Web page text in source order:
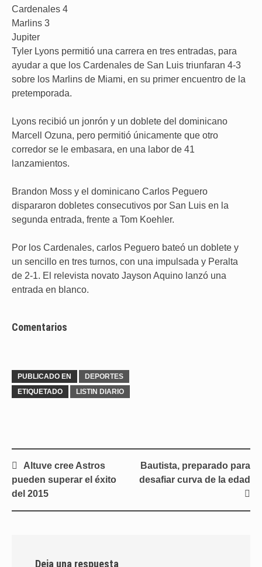
Cardenales 4
Marlins 3
Jupiter
Tyler Lyons permitió una carrera en tres entradas, para
ayudar a que los Cardenales de San Luis triunfaran 4-3
sobre los Marlins de Miami, en su primer encuentro de la
pretemporada.
Lyons recibió un jonrón y un doblete del dominicano
Marcell Ozuna, pero permitió únicamente que otro
corredor se le embasara, en una labor de 41
lanzamientos.
Brandon Moss y el dominicano Carlos Peguero
dispararon dobletes consecutivos por San Luis en la
segunda entrada, frente a Tom Koehler.
Por los Cardenales, carlos Peguero bateó un doblete y
un sencillo en tres turnos, con una impulsada y Peralta
de 2-1. El relevista novato Jayson Aquino lanzó una
entrada en blanco.
Comentarios
PUBLICADO EN
DEPORTES
ETIQUETADO
LISTIN DIARIO
Navegación
de
entradas
Altuve cree Astros
pueden superar el éxito
del 2015
Bautista, preparado para
desafiar curva de la edad
Deja una respuesta